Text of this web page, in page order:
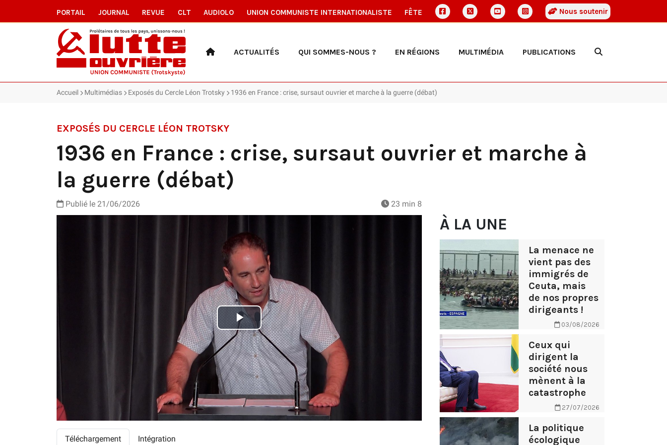
PORTAIL JOURNAL REVUE CLT AUDIOLO UNION COMMUNISTE INTERNATIONALISTE FÊTE Nous soutenir
ACTUALITÉS QUI SOMMES-NOUS ? EN RÉGIONS MULTIMÉDIA PUBLICATIONS
Accueil Multimédias Exposés du Cercle Léon Trotsky 1936 en France : crise, sursaut ouvrier et marche à la guerre (débat)
EXPOSÉS DU CERCLE LÉON TROTSKY
1936 en France : crise, sursaut ouvrier et marche à
la guerre (débat)
Publié le 21/06/2026 23 min 8
Play
Video
Téléchargement Intégration
À LA UNE
La menace ne
vient pas des
immigrés de
Ceuta, mais
de nos propres
dirigeants !
03/08/2026
Ceux qui
dirigent la
société nous
mènent à la
catastrophe
27/07/2026
La politique
écologique